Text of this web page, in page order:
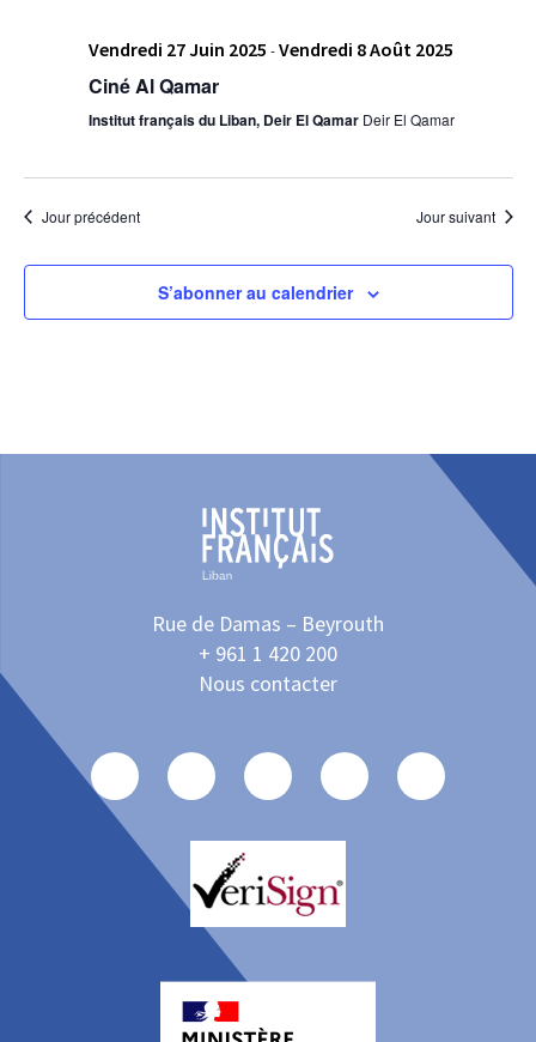
Vendredi 27 Juin 2025 -Vendredi 8 Août 2025
Ciné Al Qamar
Institut français du Liban, Deir El Qamar Deir El Qamar
Jour précédent Jour suivant
S’abonner au calendrier
Rue de Damas – Beyrouth
+ 961 1 420 200
Nous contacter